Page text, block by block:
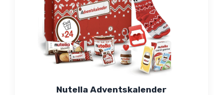
Nutella Adventskalender